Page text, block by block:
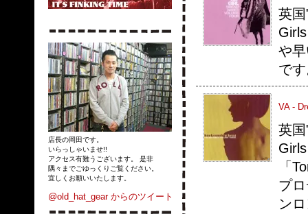
店長の岡田です。
いらっしゃいませ!!
アクセス有難うございます。 是非
隅々までごゆっくりご覧ください。
宜しくお願いいたします。
@old_hat_gear からのツイート
英
や
で
VA -
英
「
プ
ン